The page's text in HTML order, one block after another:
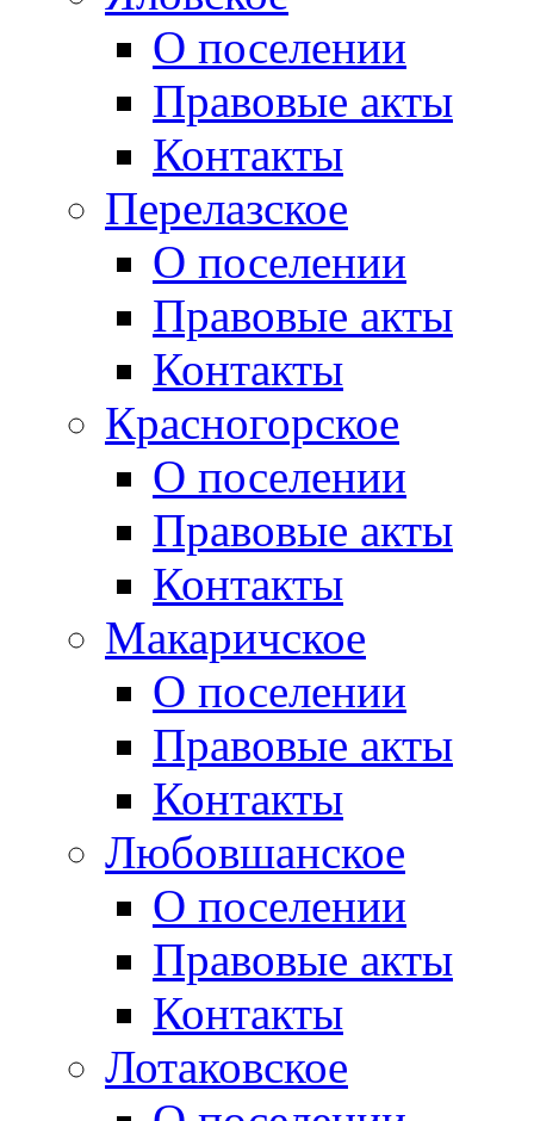
О поселении
Правовые акты
Контакты
Перелазское
О поселении
Правовые акты
Контакты
Красногорское
О поселении
Правовые акты
Контакты
Макаричское
О поселении
Правовые акты
Контакты
Любовшанское
О поселении
Правовые акты
Контакты
Лотаковское